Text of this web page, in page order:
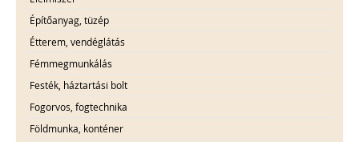
Építőanyag, tüzép
Étterem, vendéglátás
Fémmegmunkálás
Festék, háztartási bolt
Fogorvos, fogtechnika
Földmunka, konténer